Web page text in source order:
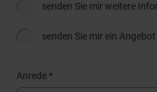
senden Sie mir weitere
senden Sie mir ein Angebot
Anrede *